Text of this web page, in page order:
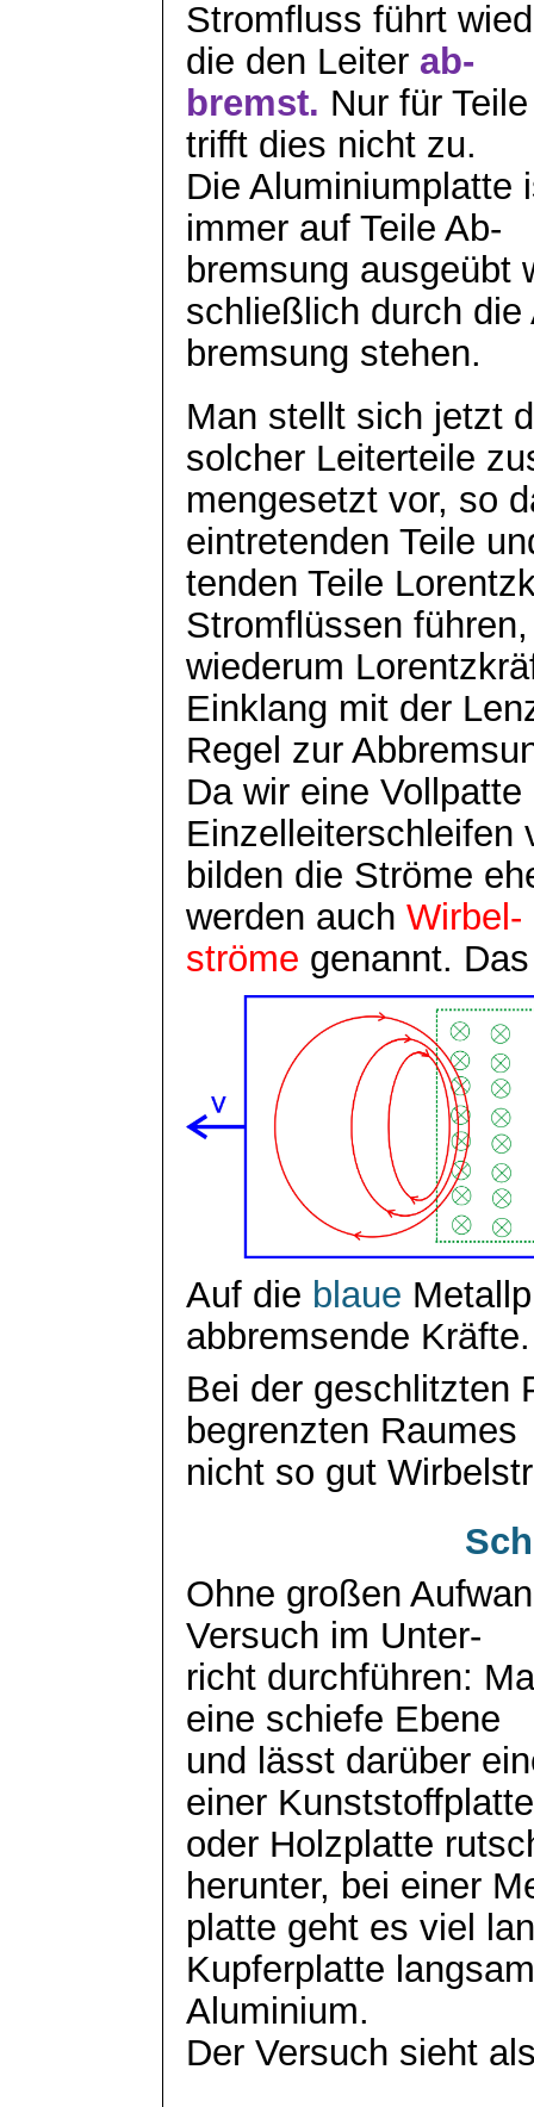
Stromfluss führt
die den Leiter ab-
bremst. Nur für
trifft dies nicht zu.
Die Aluminiumplatte
immer auf Teile Ab-
bremsung ausgeübt
schließlich durch die
bremsung stehen.
Man stellt sich jetzt
solcher Leiterteile
mengesetztvor, so
eintretenden Teile
tenden Teile
Stromflüssen
wiederum
Einklang mit der
Regel zur
Da wir eine
Einzelleiterschleifen
bilden die Ströme
werden auch Wirbel-
ströme genannt.
Auf die blaue
abbremsende Kräfte.
Bei der geschlitzten
begrenzten Raumes
nicht so gut
Ohne großen
Versuch im Unter-
richtdurchführen:
eine schiefe Ebene
und lässt darüber
einer Kunststoffplatte
oder Holzplatte
herunter, bei einer
platte geht es viel
Kupferplatte
Aluminium.
Der Versuch sieht